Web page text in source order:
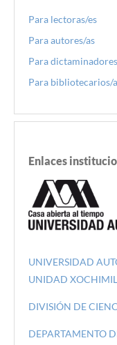
Para lectoras/es
Para autores/as
Para
Para bibliotecarios/
Enlaces
UNIVERSIDAD
UNIDAD
DIVISIÓN DE
DEPARTAMENTO